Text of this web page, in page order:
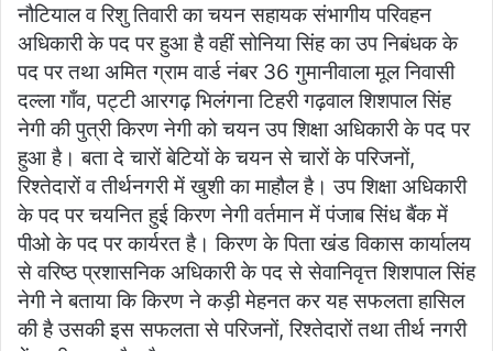
नौटियाल व रिशु तिवारी का चयन सहायक संभागीय परिवहन
अधिकारी के पद पर हुआ है वहीं सोनिया सिंह का उप निबंधक के
पद पर तथा अमित ग्राम वार्ड नंबर 36 गुमानीवाला मूल निवासी
दल्ला गाँव, पट्टी आरगढ़ भिलंगना टिहरी गढ़वाल शिशपाल सिंह
नेगी की पुत्री किरण नेगी को चयन उप शिक्षा अधिकारी के पद पर
हुआ है। बता दे चारों बेटियों के चयन से चारों के परिजनों,
रिश्तेदारों व तीर्थनगरी में खुशी का माहौल है। उप शिक्षा अधिकारी
के पद पर चयनित हुई किरण नेगी वर्तमान में पंजाब सिंध बैंक में
पीओ के पद पर कार्यरत है। किरण के पिता खंड विकास कार्यालय
से वरिष्ठ प्रशासनिक अधिकारी के पद से सेवानिवृत्त शिशपाल सिंह
नेगी ने बताया कि किरण ने कड़ी मेहनत कर यह सफलता हासिल
की है उसकी इस सफलता से परिजनों, रिश्तेदारों तथा तीर्थ नगरी